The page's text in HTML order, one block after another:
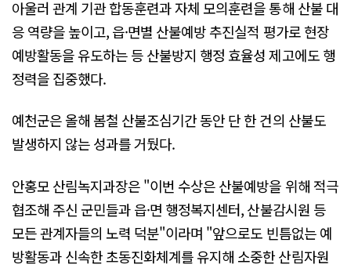
아울러 관계 기관 합동훈련과 자체 모의훈련을 통해 산불 대
응 역량을 높이고, 읍·면별 산불예방 추진실적 평가로 현장
예방활동을 유도하는 등 산불방지 행정 효율성 제고에도 행
정력을 집중했다.
예천군은 올해 봄철 산불조심기간 동안 단 한 건의 산불도
발생하지 않는 성과를 거뒀다.
안홍모 산림녹지과장은 "이번 수상은 산불예방을 위해 적극
협조해 주신 군민들과 읍·면 행정복지센터, 산불감시원 등
모든 관계자들의 노력 덕분"이라며 "앞으로도 빈틈없는 예
방활동과 신속한 초동진화체계를 유지해 소중한 산림자원